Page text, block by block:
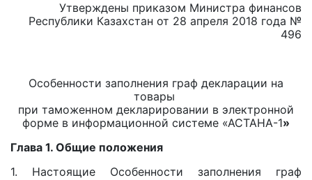
Утверждены приказом Министра финансов
Республики Казахстан от 28 апреля 2018 года №
496
Особенности заполнения граф декларации на
товары
при таможенном декларировании в электронной
форме в информационной системе «АСТАНА-1»
Глава 1. Общие положения
1. Настоящие Особенности заполнения граф